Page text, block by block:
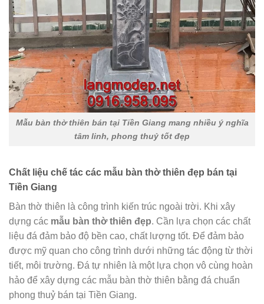
Mẫu bàn thờ thiên bán tại Tiền Giang mang nhiều ý nghĩa
tâm linh, phong thuỷ tốt đẹp
Chất liệu chế tác các mẫu bàn thờ thiên đẹp bán tại
Tiền Giang
Bàn thờ thiên là công trình kiến ​​trúc ngoài trời. Khi xây
dựng các mẫu bàn thờ thiên đẹp. Cần lựa chọn các chất
liệu đá đảm bảo độ bền cao, chất lượng tốt. Để đảm bảo
được mỹ quan cho công trình dưới những tác động từ thời
tiết, môi trường. Đá tự nhiên là một lựa chọn vô cùng hoàn
hảo để xây dựng các mẫu bàn thờ thiên bằng đá chuẩn
phong thuỷ bán tại Tiền Giang.